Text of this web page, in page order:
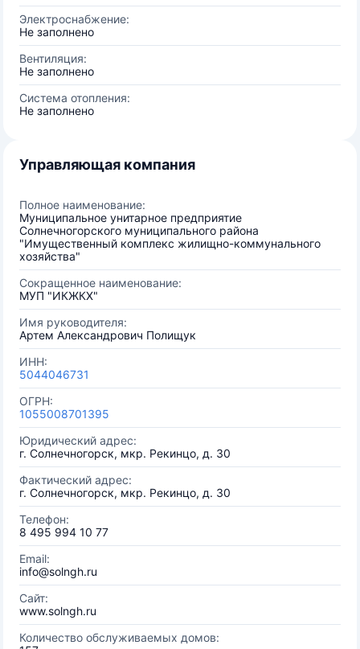
Электроснабжение:
Не заполнено
Вентиляция:
Не заполнено
Система отопления:
Не заполнено
Управляющая компания
Полное наименование:
Муниципальное унитарное предприятие
Солнечногорского муниципального района
"Имущественный комплекс жилищно-коммунального
хозяйства"
Сокращенное наименование:
МУП "ИКЖКХ"
Имя руководителя:
Артем Александрович Полищук
ИНН:
5044046731
ОГРН:
1055008701395
Юридический адрес:
г. Солнечногорск, мкр. Рекинцо, д. 30
Фактический адрес:
г. Солнечногорск, мкр. Рекинцо, д. 30
Телефон:
8 495 994 10 77
Email:
info@solngh.ru
Сайт:
www.solngh.ru
Количество обслуживаемых домов: